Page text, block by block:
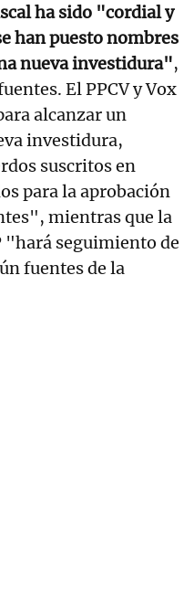
ha sido "cordial y
han puesto nombres
nueva investidura",
El PPCV y Vox
alcanzar un
investidura,
suscritos en
para la aprobación
mientras que la
"hará seguimiento de
fuentes de la